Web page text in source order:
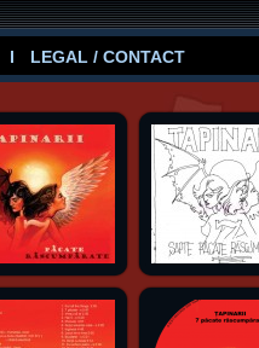
LEGAL / CONTACT